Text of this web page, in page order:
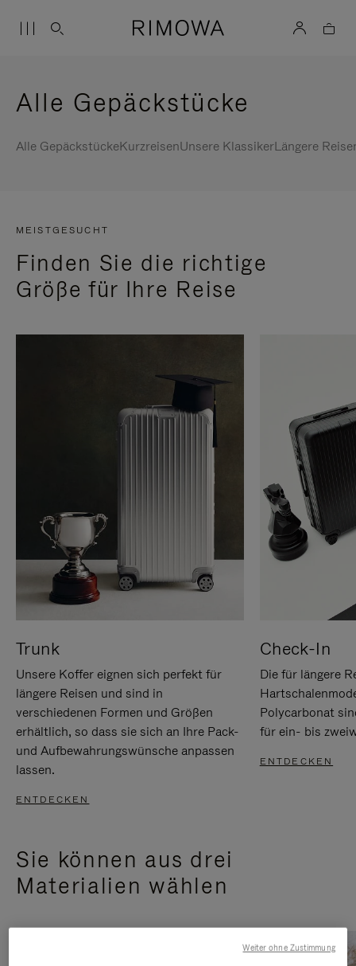
Alle Gepäckstücke
Alle GepäckstückeKurzreisenUnsere KlassikerLängere
MEISTGESUCHT
Finden Sie die richtige
Größe für Ihre Reise
Trunk
Unsere Koffer eignen sich perfekt für
längere Reisen und sind in
verschiedenen Formen und Größen
erhältlich, so dass sie sich an Ihre Pack-
und Aufbewahrungswünsche anpassen
lassen.
ENTDECKEN
Check-In
Die für längere
Polycarbonat
für ein- bis
ENTDECKEN
Sie können aus drei
Materialien wählen
Weiter ohne Zustimmung